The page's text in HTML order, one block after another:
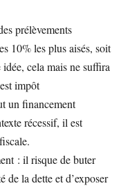
prélèvements
10% les plus aisés, soit
cela mais ne suffira
impôt
un financement
récessif, il est
: il risque de buter
de la dette et d’exposer